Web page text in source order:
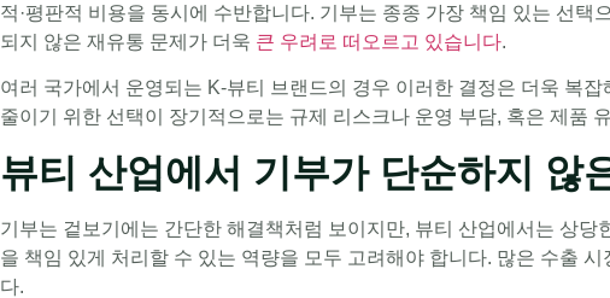
적·평판적 비용을 동시에 수반합니다. 기부는 종종 가장 책임 있는 선
되지 않은 재유통 문제가 더욱 큰 우려로 떠오르고 있습니다.
여러 국가에서 운영되는 K-뷰티 브랜드의 경우 이러한 결정은 더욱 복
줄이기 위한 선택이 장기적으로는 규제 리스크나 운영 부담, 혹은 제품
뷰티 산업에서 기부가 단순하지 않
기부는 겉보기에는 간단한 해결책처럼 보이지만, 뷰티 산업에서는 상
을 책임 있게 처리할 수 있는 역량을 모두 고려해야 합니다. 많은 수출
다.